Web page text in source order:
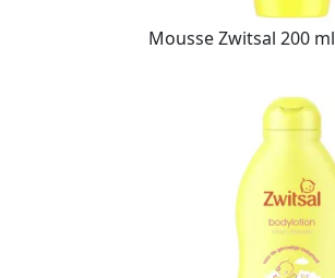
Mousse Zwitsal 200 ml